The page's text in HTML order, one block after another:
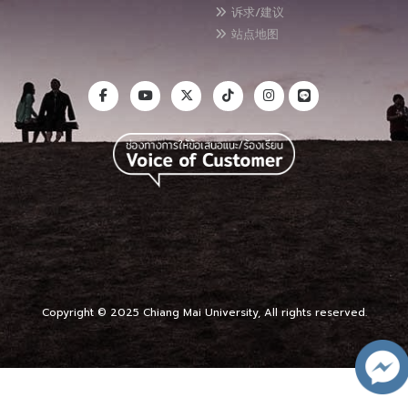
诉求/建议
站点地图
Copyright © 2025 Chiang Mai University, All rights reserved.